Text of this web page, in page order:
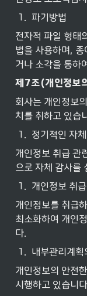
1
파기방법
전자적 파일 형태
법을 사용하며,
거나 소각을 통하
제7조(개인정보의
회사는 개인정보
치를 취하고 있습
1
정기적인 자
개인정보 취급 관
으로 자체 감사를
1
개인정보 취
개인정보를 취급
최소화하여 개인
다.
1
내부관리계획
개인정보의 안전
시행하고 있습니다.